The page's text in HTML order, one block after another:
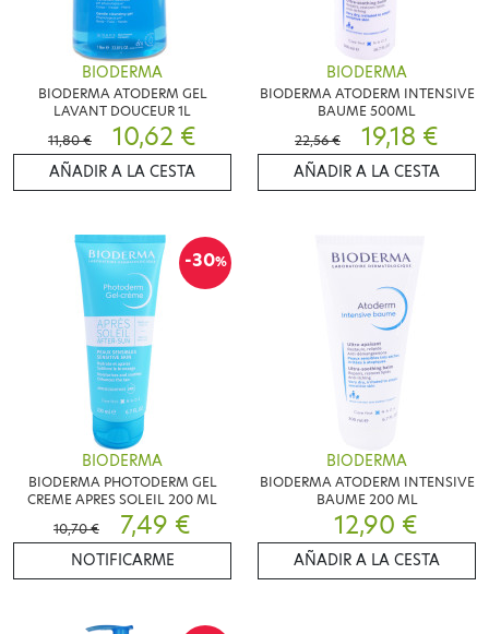
BIODERMA
BIODERMA ATODERM GEL
LAVANT DOUCEUR 1L
11,80 €
10,62 €
AÑADIR A LA CESTA
BIODERMA
BIODERMA ATODERM INTENSIVE
BAUME 500ML
22,56 €
19,18 €
AÑADIR A LA CESTA
-30%
BIODERMA
BIODERMA PHOTODERM GEL
CREME APRES SOLEIL 200 ML
10,70 €
7,49 €
NOTIFICARME
BIODERMA
BIODERMA ATODERM INTENSIVE
BAUME 200 ML
12,90 €
AÑADIR A LA CESTA